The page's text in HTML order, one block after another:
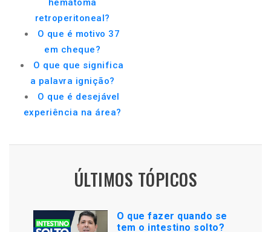
hematoma
retroperitoneal?
O que é motivo 37
em cheque?
O que que significa
a palavra ignição?
O que é desejável
experiência na área?
ÚLTIMOS TÓPICOS
O que fazer quando se
tem o intestino solto?